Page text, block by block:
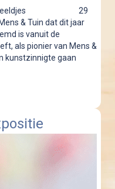
met beeldjes 29
& Tuin dat dit jaar
is vanuit de
als pionier van Mens &
kunstzinnigte gaan